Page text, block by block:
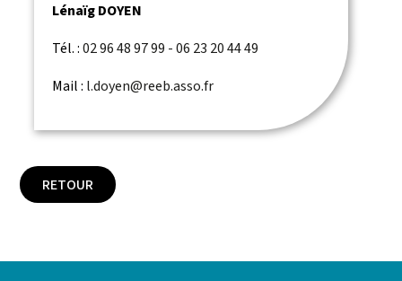
Lénaïg DOYEN
Tél. :02 96 48 97 99 - 06 23 20 44 49
Mail : l.doyen@reeb.asso.fr
RETOUR